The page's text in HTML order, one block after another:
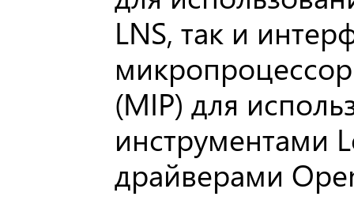
LNS, так и
(MIP) для
инструментами
драйверами